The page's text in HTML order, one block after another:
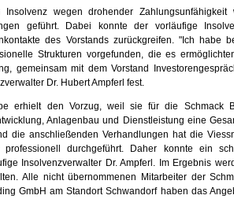
Insolvenz wegen drohender Zahlungsunfähigkeit
geführt. Dabei konnte der vorläufige
des Vorstands zurückgreifen. "Ich habe
Strukturen vorgefunden, die es
gemeinsam mit dem Vorstand
Dr. Hubert Ampferl fest.
erhielt den Vorzug, weil sie für die Schmack
Anlagenbau und Dienstleistung eine
die anschließenden Verhandlungen hat die
professionell durchgeführt. Daher konnte ein
Insolvenzverwalter Dr. Ampferl. Im Ergebnis
Alle nicht übernommenen Mitarbeiter der
GmbH am Standort Schwandorf haben das